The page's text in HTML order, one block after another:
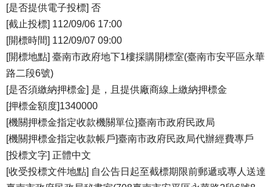
[是否提供電子投標] 否
[截止投標] 112/09/06 17:00
[開標時間] 112/09/07 09:00
[開標地點] 臺南市政府地下1樓採購開標室(臺南市安平區永華
路二段6號)
[是否須繳納押標金] 是，且提供廠商線上繳納押標金
[押標金額度]1340000
[機關押標金指定收款機關單位]臺南市政府民政局
[機關押標金指定收款帳戶]臺南市政府民政局代辦經費專戶
[投標文字] 正體中文
[收受投標文件地點] 自公告日起至截標期限前郵遞或專人送達